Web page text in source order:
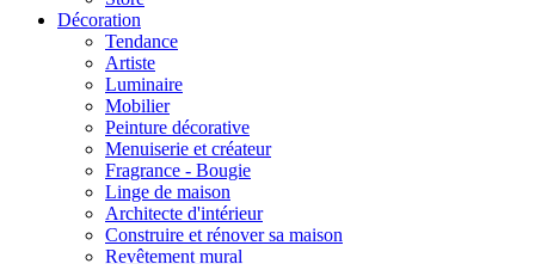
Décoration
Tendance
Artiste
Luminaire
Mobilier
Peinture décorative
Menuiserie et créateur
Fragrance - Bougie
Linge de maison
Architecte d'intérieur
Construire et rénover sa maison
Revêtement mural